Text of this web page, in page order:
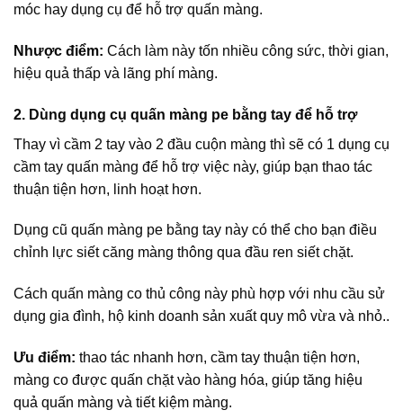
móc hay dụng cụ để hỗ trợ quấn màng.
Nhược điểm: Cách làm này tốn nhiều công sức, thời gian,
hiệu quả thấp và lãng phí màng.
2. Dùng dụng cụ quấn màng pe bằng tay để hỗ trợ
Thay vì cầm 2 tay vào 2 đầu cuộn màng thì sẽ có 1 dụng cụ
cầm tay quấn màng để hỗ trợ việc này, giúp bạn thao tác
thuận tiện hơn, linh hoạt hơn.
Dụng cũ quấn màng pe bằng tay này có thể cho bạn điều
chỉnh lực siết căng màng thông qua đầu ren siết chặt.
Cách quấn màng co thủ công này phù hợp với nhu cầu sử
dụng gia đình, hộ kinh doanh sản xuất quy mô vừa và nhỏ..
Ưu điểm: thao tác nhanh hơn, cầm tay thuận tiện hơn,
màng co được quấn chặt vào hàng hóa, giúp tăng hiệu
quả quấn màng và tiết kiệm màng.